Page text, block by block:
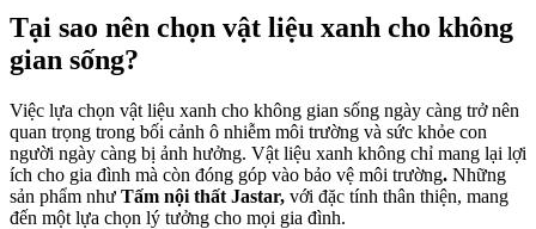
Tại sao nên chọn vật liệu xanh cho không
gian sống?
Việc lựa chọn vật liệu xanh cho không gian sống ngày càng trở nên
quan trọng trong bối cảnh ô nhiễm môi trường và sức khỏe con
người ngày càng bị ảnh hưởng. Vật liệu xanh không chỉ mang lại lợi
ích cho gia đình mà còn đóng góp vào bảo vệ môi trường. Những
sản phẩm như Tấm nội thất Jastar, với đặc tính thân thiện, mang
đến một lựa chọn lý tưởng cho mọi gia đình.